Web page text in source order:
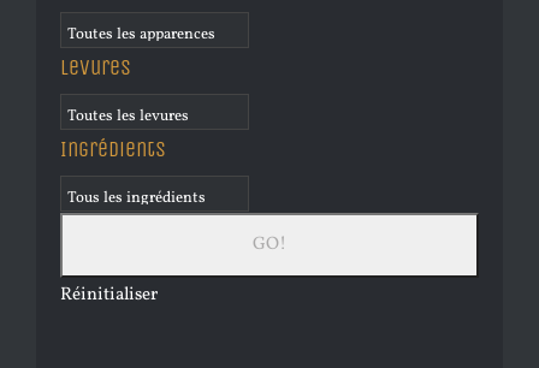
Levures
Ingrédients
Réinitialiser